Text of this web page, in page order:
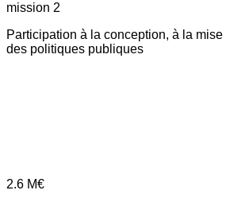
mission 2
Participation à la conception, à la
des politiques publiques
2.6 M€